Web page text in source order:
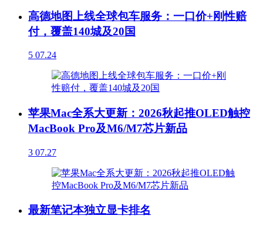
高德地图上线全球包车服务：一口价+刚性赔
付，覆盖140城及20国
5 07.24
苹果Mac全系大更新：2026秋起推OLED触控
MacBook Pro及M6/M7芯片新品
3 07.27
最新笔记本独立显卡排名